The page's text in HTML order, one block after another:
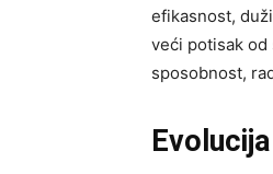
efikasnost,
veći potisak od
sposobnost,